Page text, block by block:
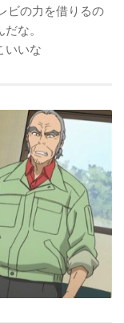
ビの力を借りるの
な。
いいな